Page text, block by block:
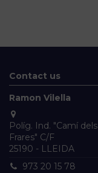
Contact us
Ramon Vilella
Políg. Ind. "Camí dels
Frares" C/F
25190 - LLEIDA
973 20 15 78